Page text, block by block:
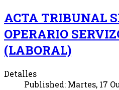
ACTA TRIBUNAL
OPERARIO
(LABORAL)
Detalles
Published: Martes, 17